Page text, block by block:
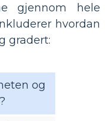
gjennom hele
hvordan
gradert:
og